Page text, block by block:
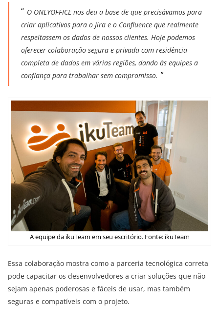
O ONLYOFFICE nos deu a base de que precisávamos para
criar aplicativos para o Jira e o Confluence que realmente
respeitassem os dados de nossos clientes. Hoje podemos
oferecer colaboração segura e privada com residência
completa de dados em várias regiões, dando às equipes a
confiança para trabalhar sem compromisso.
A equipe da ikuTeam em seu escritório. Fonte: ikuTeam
Essa colaboração mostra como a parceria tecnológica correta
pode capacitar os desenvolvedores a criar soluções que não
sejam apenas poderosas e fáceis de usar, mas também
seguras e compatíveis com o projeto.